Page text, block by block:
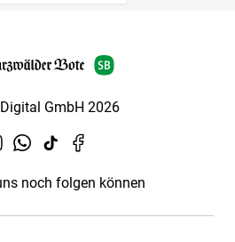
GmbH 2026
noch folgen können